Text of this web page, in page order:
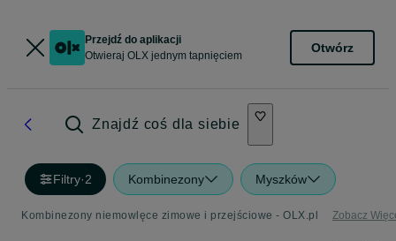
Przejdź do aplikacji
Otwieraj OLX jednym tapnięciem
Otwórz
Znajdź coś dla siebie
Filtry·2 Kombinezony Myszków
Kombinezony niemowlęce zimowe i przejściowe - OLX.pl Zobacz